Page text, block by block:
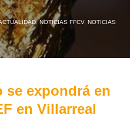
,NOTICIAS FFCV, NOTICIAS
se expondrá en
en Villarreal